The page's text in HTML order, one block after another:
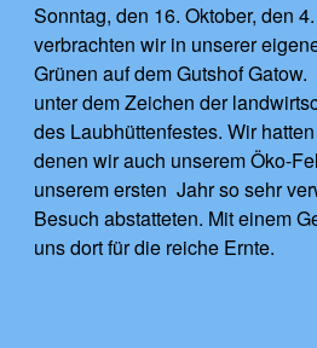
Sonntag, den 16. Oktober, den
verbrachten wir in unserer
Grünen auf dem Gutshof
unter dem Zeichen der
des Laubhüttenfestes. Wir
denen wir auch unserem Öko-
unserem ersten Jahr so sehr
Besuch abstatteten. Mit einem
uns dort für die reiche Ernte.